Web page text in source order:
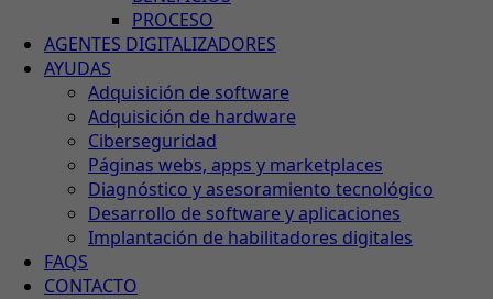
PROCESO
AGENTES DIGITALIZADORES
AYUDAS
Adquisición de software
Adquisición de hardware
Ciberseguridad
Páginas webs, apps y marketplaces
Diagnóstico y asesoramiento tecnológico
Desarrollo de software y aplicaciones
Implantación de habilitadores digitales
FAQS
CONTACTO